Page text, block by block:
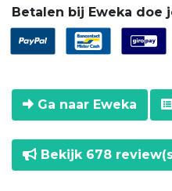
Betalen bij Eweka doe
Ga naar Eweka
Bekijk 678